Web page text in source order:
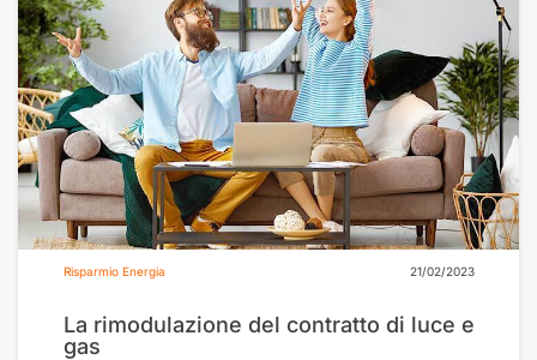
Risparmio Energia 21/02/2023
La rimodulazione del contratto di luce e
gas